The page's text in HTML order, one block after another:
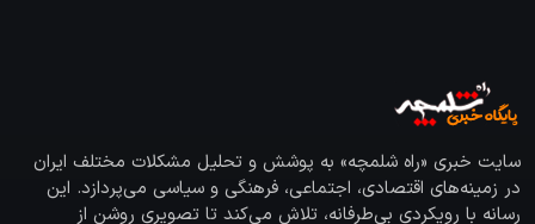
سایت خبری «راه شلمچه» به پوشش و تحلیل مشکلات مختلف ایران
در زمینه‌های اقتصادی، اجتماعی، فرهنگی و سیاسی می‌پردازد. این
رسانه با رویکردی بی‌طرفانه، تلاش می‌کند تا تصویری روشن از